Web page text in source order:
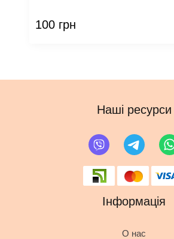
100 грн
Наші ресурси
Інформація
О нас